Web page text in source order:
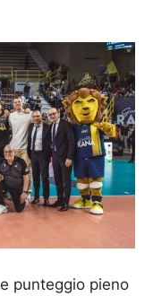
punteggio pieno